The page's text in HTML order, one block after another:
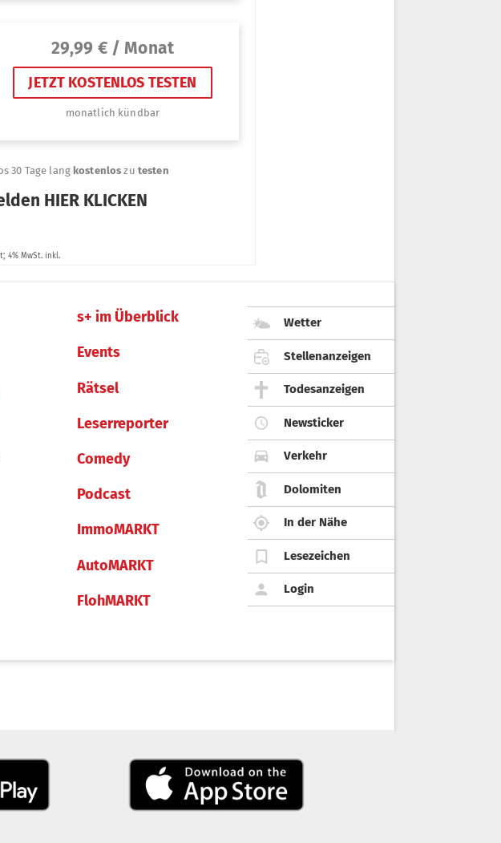
s+ im Überblick
Events
Rätsel
Leserreporter
Comedy
Podcast
ImmoMARKT
AutoMARKT
FlohMARKT
Wetter
Stellenanzeigen
Todesanzeigen
Newsticker
Verkehr
Dolomiten
In der Nähe
Lesezeichen
Login